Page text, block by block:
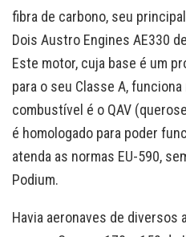
fibra de carbono, seu
Dois Austro Engines AE330
Este motor, cuja base é um
para o seu Classe A,
combustível é o QAV
é homologado para poder
atenda as normas EU-590,
Podium.
Havia aeronaves de